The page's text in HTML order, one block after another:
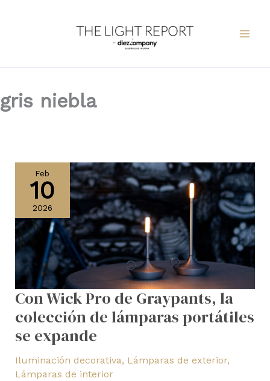
gris niebla
Feb
10
2026
Con Wick Pro de Graypants, la
colección de lámparas portátiles
se expande
Iluminación decorativa, Lámparas de exterior,
Lámparas de interior
Wick
Graypants,
la
colección
de
lámparas
portátiles
se